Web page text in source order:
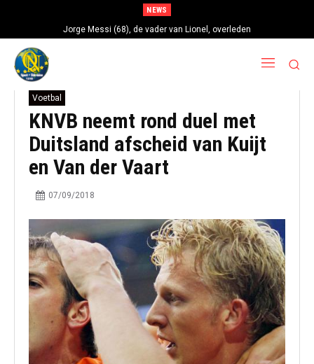
NEWS
Jorge Messi (68), de vader van Lionel, overleden
Voetbal
KNVB neemt rond duel met
Duitsland afscheid van Kuijt
en Van der Vaart
07/09/2018